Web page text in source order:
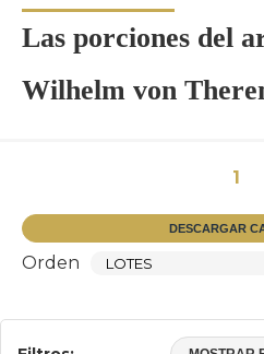
Las porciones del
Wilhelm von
1
DESCARGAR
Orden